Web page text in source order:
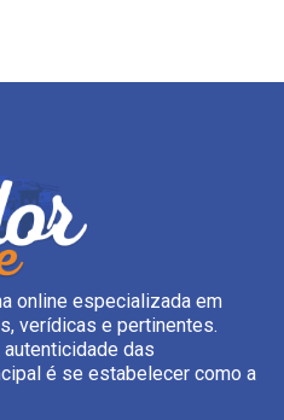
online especializada em
verídicas e pertinentes.
das
é se estabelecer como a